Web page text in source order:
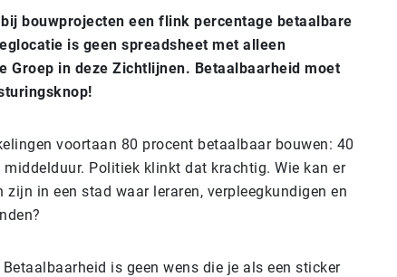
bouwprojecten een flink percentage betaalbare
is geen spreadsheet met alleen
Groep in deze Zichtlijnen. Betaalbaarheid moet
voortaan 80 procent betaalbaar bouwen: 40
Politiek klinkt dat krachtig. Wie kan er
in een stad waar leraren, verpleegkundigen en
is geen wens die je als een sticker